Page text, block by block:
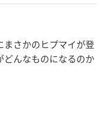
さかのヒプマイが登
んなものになるのか